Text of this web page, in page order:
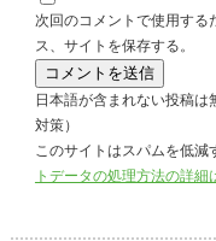
次回のコメントで使用する
ス、サイトを保存する。
日本語が含まれない投稿
対策）
このサイトはスパムを低減
トデータの処理方法の詳